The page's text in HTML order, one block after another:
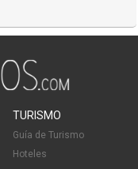
TURISMO
Guía de Turismo
Hoteles